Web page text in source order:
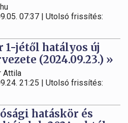
07:37 | Utolsó frissítés:
1-jétől hatályos új
(2024.09.23.) »
Attila
21:25 | Utolsó frissítés:
hatáskör és